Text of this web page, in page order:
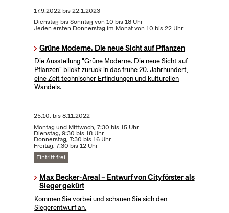
17.9.2022bis22.1.2023
Dienstag bis Sonntag von 10 bis 18 Uhr
Jeden ersten Donnerstag im Monat von 10 bis 22 Uhr
Grüne Moderne. Die neue Sicht auf Pflanzen
Die Ausstellung "Grüne Moderne. Die neue Sicht auf
Pflanzen" blickt zurück in das frühe 20. Jahrhundert,
eine Zeit technischer Erfindungen und kulturellen
Wandels.
25.10. bis8.11.2022
Montag und Mittwoch, 7:30 bis 15 Uhr
Dienstag, 9:30 bis 18 Uhr
Donnerstag, 7:30 bis 16 Uhr
Freitag, 7:30 bis 12 Uhr
Eintritt frei
Max Becker-Areal – Entwurf von Cityförster als
Sieger gekürt
Kommen Sie vorbei und schauen Sie sich den
Siegerentwurf an.